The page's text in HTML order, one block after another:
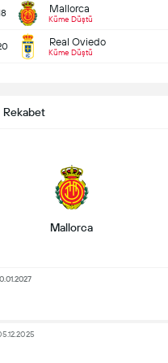
Mallorca
Küme Düştü
Real Oviedo
Küme Düştü
Rekabet
Mallorca